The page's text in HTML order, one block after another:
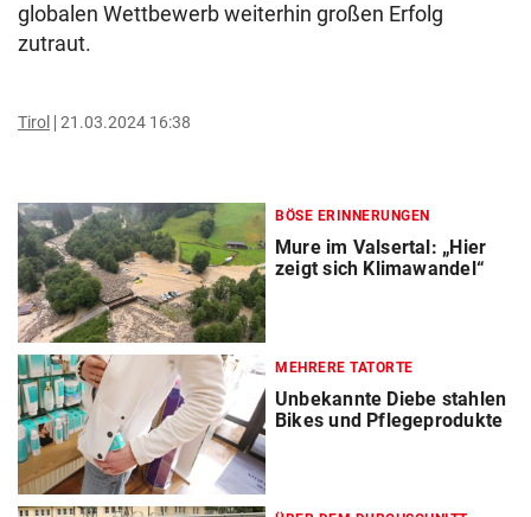
globalen Wettbewerb weiterhin großen Erfolg
zutraut.
Tirol 21.03.2024 16:38
BÖSE ERINNERUNGEN
Mure im Valsertal: „Hier
zeigt sich Klimawandel“
MEHRERE TATORTE
Unbekannte Diebe stahlen
Bikes und Pflegeprodukte